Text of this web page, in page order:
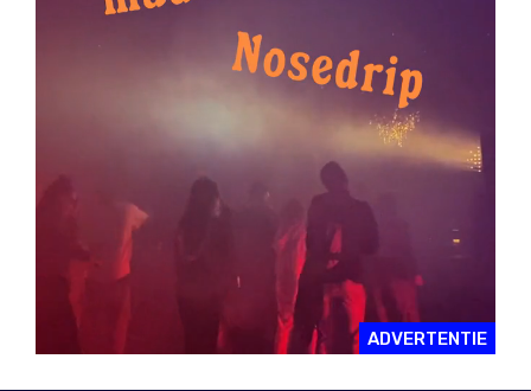
ADVERTENTIE